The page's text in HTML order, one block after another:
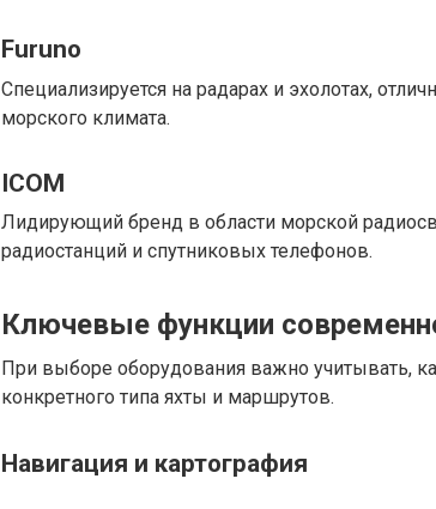
Furuno
Специализируется на радарах и эхолотах,
морского климата.
ICOM
Лидирующий бренд в области морской
радиостанций и спутниковых телефонов.
Ключевые функции
При выборе оборудования важно учитывать,
конкретного типа яхты и маршрутов.
Навигация и картография